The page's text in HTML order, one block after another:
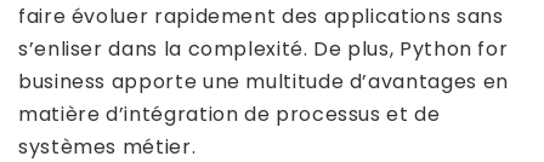
faire évoluer rapidement des applications sans
s’enliser dans la complexité. De plus, Python for
business apporte une multitude d’avantages en
matière d’intégration de processus et de
systèmes métier.